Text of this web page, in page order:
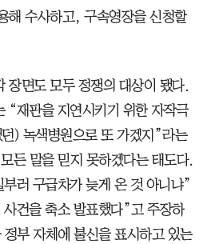
해 수사하고, 구속영장을 신청할
장면도 모두 정쟁의 대상이 됐다.
“재판을 지연시키기 위한 자작극
) 녹색병원으로 또 가겠지”라는
든 말을 믿지 못하겠다는 태도다.
러 구급차가 늦게 온 것 아니냐”
건을 축소 발표했다”고 주장하
부 자체에 불신을 표시하고 있는